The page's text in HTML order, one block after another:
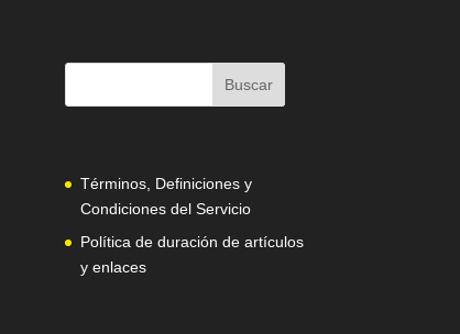
Términos, Definiciones y
Condiciones del Servicio
Política de duración de artículos
y enlaces